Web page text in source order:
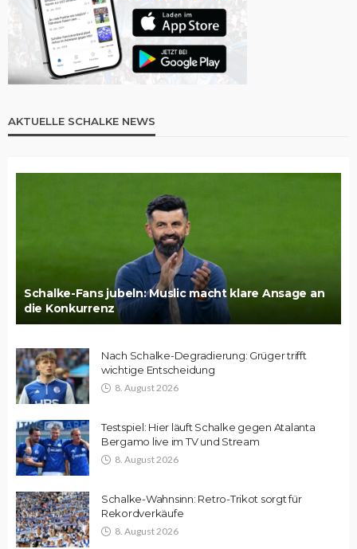
AKTUELLE SCHALKE NEWS
Schalke-Fans jubeln: Muslic macht klare Ansage an
die Konkurrenz
Nach Schalke-Degradierung: Grüger trifft
wichtige Entscheidung
8. August 2026
Testspiel: Hier läuft Schalke gegen Atalanta
Bergamo live im TV und Stream
8. August 2026
Schalke-Wahnsinn: Retro-Trikot sorgt für
Rekordverkäufe
8. August 2026